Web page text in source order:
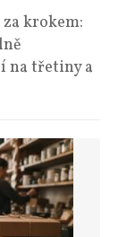
krokem:
na třetiny a